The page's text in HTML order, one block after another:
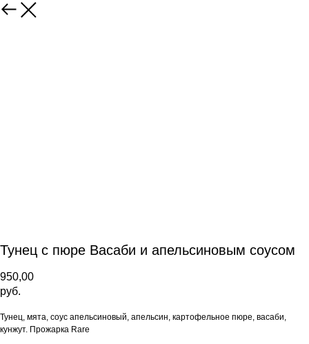
Тунец с пюре Васаби и апельсиновым соусом
950,00
руб.
Тунец, мята, соус апельсиновый, апельсин, картофельное пюре, васаби,
кунжут. Прожарка Rare